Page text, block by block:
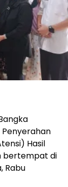
Hasil
bertempat di
Rabu